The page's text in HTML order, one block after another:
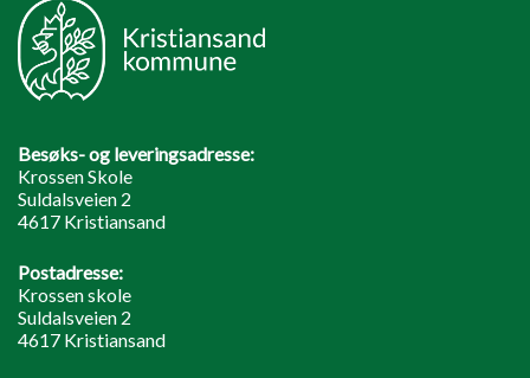
Besøks- og leveringsadresse:
Krossen Skole
Suldalsveien 2
4617 Kristiansand
Postadresse:
Krossen skole
Suldalsveien 2
4617 Kristiansand